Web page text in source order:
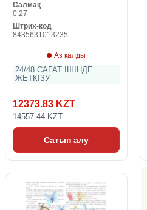
Салмақ
0.27
Штрих-код
8435631013235
Аз қалды
24/48 САҒАТ ІШІНДЕ
ЖЕТКІЗУ
12373.83 KZT
14557.44 KZT
Сатып алу